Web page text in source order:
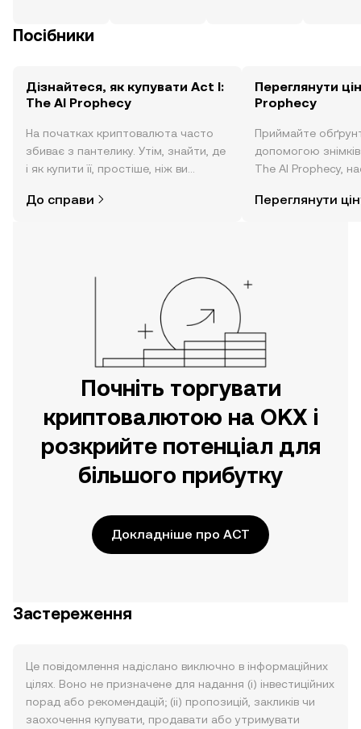
Посібники
Дізнайтеся, як купувати Act I:
The AI Prophecy
На початках криптовалюта часто
збиває з пантелику. Утім, знайти, де
і як купити її, простіше, ніж ви
за допомогою застосунку OKX для
До справи
Переглянути
Prophecy
Приймайте
допомогою
The AI Prophecy,
часу.
Переглянути
Почніть торгувати
криптовалютою на OKX і
розкрийте потенціал для
більшого прибутку
Докладніше про ACT
Застереження
Це повідомлення надіслано виключно в інформаційних
цілях. Воно не призначене для надання (i) інвестиційних
порад або рекомендацій; (ii) пропозицій, закликів чи
заохочення купувати, продавати або утримувати